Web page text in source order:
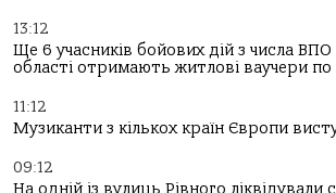
13:12
Ще 6 учасників бойових дій з числа ВПО
області отримають житлові ваучери
11:12
Музиканти з кількох країн Європи
09:12
На одній із вулиць Рівного ліквідували